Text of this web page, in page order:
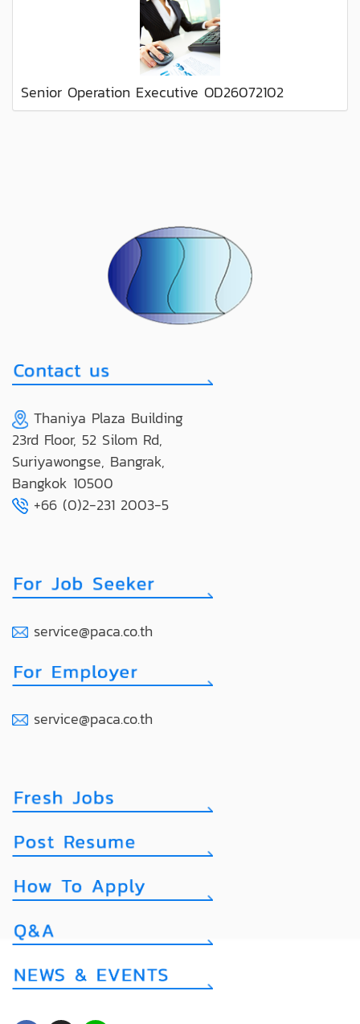
Senior Operation Executive OD26072102
Thaniya Plaza Building
23rd Floor, 52 Silom Rd,
Suriyawongse, Bangrak,
Bangkok 10500
+66 (0)2-231 2003-5
service@paca.co.th
service@paca.co.th